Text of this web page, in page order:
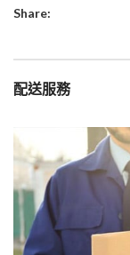
Share:
配送服務